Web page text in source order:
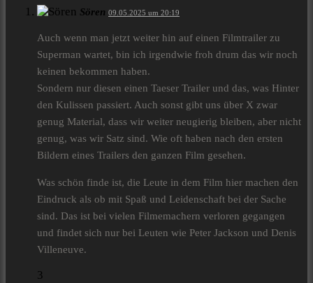
Sören 09.05.2025 um 20:19
Auch wenn man jetzt weiter hin auf einen Filmtrailer zu
Superman wartet, bin ich irgendwie froh drum das wir noch
keinen bekommen haben.
Sondern nur diesen einen Taeser Trailer und das, was Hinter
den Kulissen passiert. Auch sonst gibt uns über X zwar
genug Material, dass wir weiter neugierig bleiben, aber nicht
genug, was wir Satz sind. Wie oft haben nach den ersten
Bildern eines Trailers den ganzen Film gesehen.
Was schön finde ist, die Leute in dem Film hier machen den
Eindruck als ob mit Spaß und Leidenschaft bei der Sache
sind. Das ist bei vielen Filmemachern verloren gegangen
und findet sich nur bei Leuten wie Peter Jackson und Denis
Villeneuve.
3